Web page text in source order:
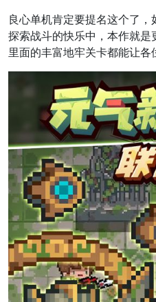
良心单机肯定要提名这个了
探索战斗的快乐中，本作就
里面的丰富地牢关卡都能让各